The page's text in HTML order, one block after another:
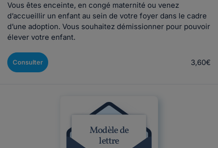
Vous êtes enceinte, en congé maternité ou venez
d’accueillir un enfant au sein de votre foyer dans le cadre
d’une adoption. Vous souhaitez démissionner pour pouvoir
élever votre enfant.
Consulter 3,60€
Modèle de
lettre